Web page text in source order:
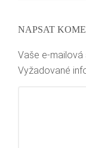
NAPSAT
Vaše e-mailová
Vyžadované